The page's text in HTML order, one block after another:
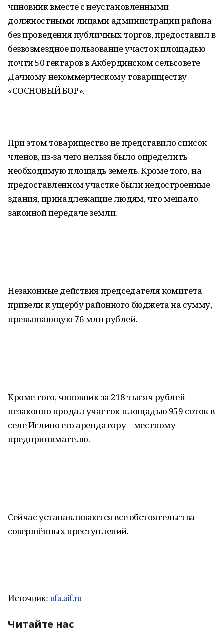
чиновник вместе с неустановленными
должностными лицами администрации района
без проведения публичных торгов, предоставил в
безвозмездное пользование участок площадью
почти 50 гектаров в Акбердинском сельсовете
Дачному некоммерческому товариществу
«СОСНОВЫЙ БОР».
При этом товарищество не представило список
членов, из-за чего нельзя было определить
необходимую площадь земель. Кроме того, на
предоставленном участке были недостроенные
здания, принадлежащие людям, что мешало
законной передаче земли.
Незаконные действия председателя комитета
привели к ущербу районного бюджета на сумму,
превышающую 76 млн рублей.
Кроме того, чиновник за 218 тысяч рублей
незаконно продал участок площадью 959 соток в
селе Иглино его арендатору – местному
предпринимателю.
Сейчас устанавливаются все обстоятельства
совершённых преступлений.
Источник: ufa.aif.ru
Читайте нас